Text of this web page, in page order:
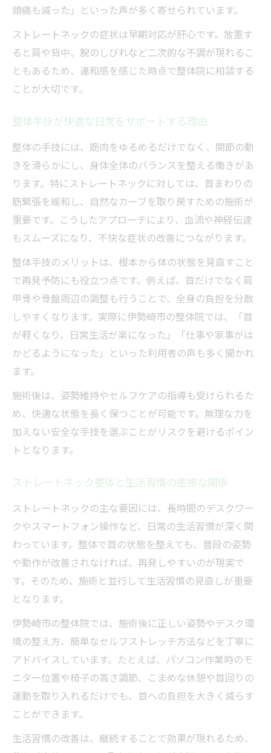
生活習慣の見直しとストレートネック整体
整体で首のアーチを回復するための工夫
全身バランスから考えるストレートネック整体
ストレートネック整体で全身バランスを整
整体手技が骨盤や背骨の歪みも同時にケア
全身へのアプローチでストレートネックを
改善
伊勢崎市で人気の整体とそのバランス調整
法
ストレートネック整体と産後骨盤矯正の関
係性
生活習慣と整体手技が組み合わさる改善術
ストレートネック整体と正しい生活習慣の
作り方
整体手技と日常の姿勢チェックで再発予防
を実現
整体によるアドバイスが生活習慣に与える
ストレートネック整体で長期的な健康維持
を目指す
整体手技の継続と生活改善のベストバラン
スとは
再発しにくい姿勢へ導く整体の魅力とは
実現
整体手技が再発しにくい身体をつくる理由
ストレートネック整体と自己管理のポイン
ト
整体での姿勢矯正と自宅ケアの両立法
整体手技によるアプローチがもたらす安心
感
頭痛も減った」といった声が多く寄せられています。
ストレートネックの症状は早期対応が肝心です。放置す
ると肩や背中、腕のしびれなど二次的な不調が現れるこ
ともあるため、違和感を感じた時点で整体院に相談する
ことが大切です。
整体手技が快適な日常をサポートする理由
整体の手技には、筋肉をゆるめるだけでなく、関節の動
きを滑らかにし、身体全体のバランスを整える働きがあ
ります。特にストレートネックに対しては、首まわりの
筋緊張を緩和し、自然なカーブを取り戻すための施術が
重要です。こうしたアプローチにより、血流や神経伝達
もスムーズになり、不快な症状の改善につながります。
整体手技のメリットは、根本から体の状態を見直すこと
で再発予防にも役立つ点です。例えば、首だけでなく肩
甲骨や骨盤周辺の調整も行うことで、全身の負担を分散
しやすくなります。実際に伊勢崎市の整体院では、「首
が軽くなり、日常生活が楽になった」「仕事や家事がは
かどるようになった」といった利用者の声も多く聞かれ
ます。
施術後は、姿勢維持やセルフケアの指導も受けられるた
め、快適な状態を長く保つことが可能です。無理な力を
加えない安全な手技を選ぶことがリスクを避けるポイン
トとなります。
ストレートネック整体と生活習慣の密接な関係
ストレートネックの主な要因には、長時間のデスクワー
クやスマートフォン操作など、日常の生活習慣が深く関
わっています。整体で首の状態を整えても、普段の姿勢
や動作が改善されなければ、再発しやすいのが現実で
す。そのため、施術と並行して生活習慣の見直しが重要
となります。
伊勢崎市の整体院では、施術後に正しい姿勢やデスク環
境の整え方、簡単なセルフストレッチ方法などを丁寧に
アドバイスしています。たとえば、パソコン作業時のモ
ニター位置や椅子の高さ調節、こまめな休憩や首回りの
運動を取り入れるだけでも、首への負担を大きく減らす
ことができます。
生活習慣の改善は、継続することで効果が現れるため、